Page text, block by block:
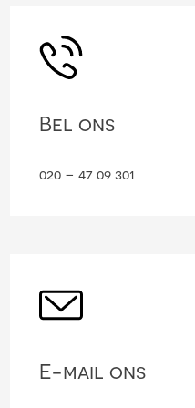
Bel ons
020 – 47 09 301
E-mail ons